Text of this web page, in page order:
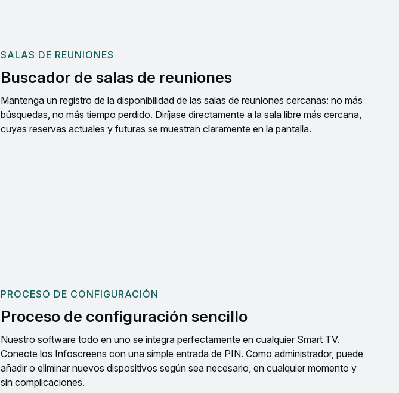
SALAS DE REUNIONES
Buscador de salas de reuniones
Mantenga un registro de la disponibilidad de las salas de reuniones cercanas: no más
búsquedas, no más tiempo perdido. Diríjase directamente a la sala libre más cercana,
cuyas reservas actuales y futuras se muestran claramente en la pantalla.
PROCESO DE CONFIGURACIÓN
Proceso de configuración sencillo
Nuestro software todo en uno se integra perfectamente en cualquier Smart TV.
Conecte los Infoscreens con una simple entrada de PIN. Como administrador, puede
añadir o eliminar nuevos dispositivos según sea necesario, en cualquier momento y
sin complicaciones.